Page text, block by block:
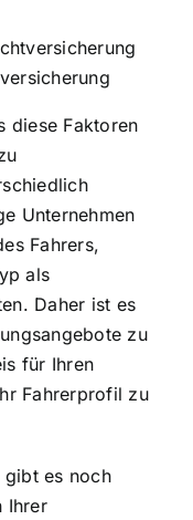
diese Faktoren
Unternehmen
Fahrers,
als
Daher ist es
zu
für Ihren
Fahrerprofil zu
gibt es noch
Ihrer